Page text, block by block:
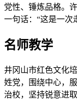
党性、锤炼品格。
一句话：“这是一次
名师教学
井冈山市红色文化
姓党，围绕中心，
治校，坚持锐意进